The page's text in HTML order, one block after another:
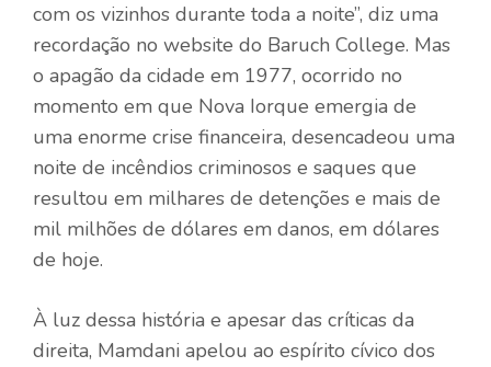
com os vizinhos durante toda a noite”, diz uma
recordação no website do Baruch College. Mas
o apagão da cidade em 1977, ocorrido no
momento em que Nova Iorque emergia de
uma enorme crise financeira, desencadeou uma
noite de incêndios criminosos e saques que
resultou em milhares de detenções e mais de
mil milhões de dólares em danos, em dólares
de hoje.
À luz dessa história e apesar das críticas da
direita, Mamdani apelou ao espírito cívico dos